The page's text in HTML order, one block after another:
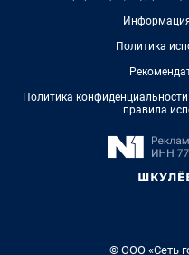
Политика
Политика
правила
© ООО «Сеть